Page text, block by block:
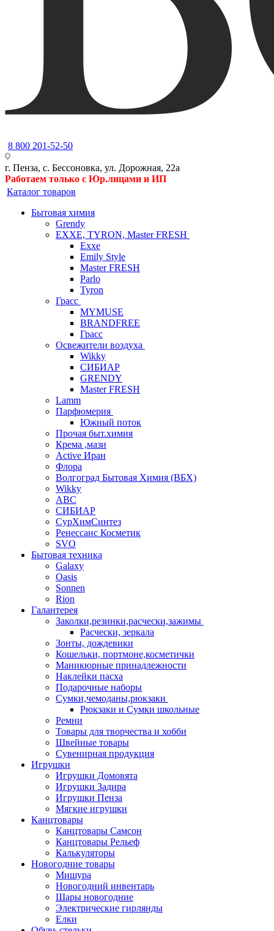
8 800 201-52-50
г. Пенза, с. Бессоновка, ул. Дорожная, 22а
Работаем только с Юр.лицами и ИП
Каталог товаров
Бытовая химия
Grendy
EXXE, TYRON, Master FRESH
Exxe
Emily Style
Master FRESH
Parlo
Tyron
Грасс
MYMUSE
BRANDFREE
Грасс
Освежители воздуха
Wikky
СИБИАР
GRENDY
Master FRESH
Lamm
Парфюмерия
Южный поток
Прочая быт.химия
Крема ,мази
Аctive Иран
Флора
Волгоград Бытовая Химия (ВБХ)
Wikky
АВС
СИБИАР
СурХимСинтез
Ренессанс Косметик
SVO
Бытовая техника
Galaxy
Oasis
Sonnen
Rion
Галантерея
Заколки,резинки,расчески,зажимы
Расчески, зеркала
Зонты, дождевики
Кошельки, портмоне,косметички
Маникюрные принадлежности
Наклейки пасха
Подарочные наборы
Сумки,чемоданы,рюкзаки
Рюкзаки и Сумки школьные
Ремни
Товары для творчества и хобби
Швейные товары
Сувенирная продукция
Игрушки
Игрушки Домовята
Игрушки Задира
Игрушки Пенза
Мягкие игрушки
Канцтовары
Канцтовары Самсон
Канцтовары Рельеф
Калькуляторы
Новогодние товары
Мишура
Новогодний инвентарь
Шары новогодние
Электрические гирлянды
Елки